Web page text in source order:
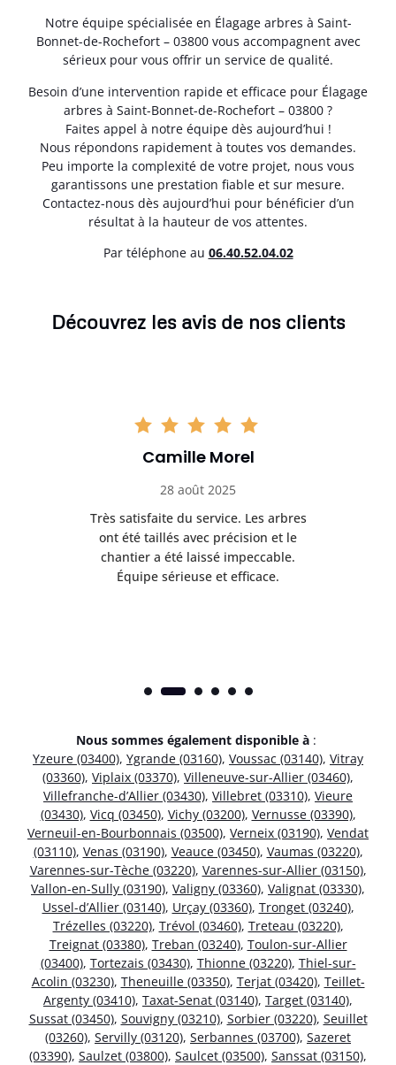
Notre équipe spécialisée en Élagage arbres à Saint-
Bonnet-de-Rochefort – 03800 vous accompagnent avec
sérieux pour vous offrir un service de qualité.
Besoin d’une intervention rapide et efficace pour Élagage
arbres à Saint-Bonnet-de-Rochefort – 03800 ?
Faites appel à notre équipe dès aujourd’hui !
Nous répondons rapidement à toutes vos demandes.
Peu importe la complexité de votre projet, nous vous
garantissons une prestation fiable et sur mesure.
Contactez-nous dès aujourd’hui pour bénéficier d’un
résultat à la hauteur de vos attentes.
Par téléphone au 06.40.52.04.02
Découvrez les avis de nos clients
Camille Morel
28 août 2025
Très satisfaite du service. Les arbres
ont été taillés avec précision et le
chantier a été laissé impeccable.
Équipe sérieuse et efficace.
Nous sommes également disponible à :
Yzeure (03400), Ygrande (03160), Voussac (03140), Vitray
(03360), Viplaix (03370), Villeneuve-sur-Allier (03460),
Villefranche-d’Allier (03430), Villebret (03310), Vieure
(03430), Vicq (03450), Vichy (03200), Vernusse (03390),
Verneuil-en-Bourbonnais (03500), Verneix (03190), Vendat
(03110), Venas (03190), Veauce (03450), Vaumas (03220),
Varennes-sur-Tèche (03220), Varennes-sur-Allier (03150),
Vallon-en-Sully (03190), Valigny (03360), Valignat (03330),
Ussel-d’Allier (03140), Urçay (03360), Tronget (03240),
Trézelles (03220), Trévol (03460), Treteau (03220),
Treignat (03380), Treban (03240), Toulon-sur-Allier
(03400), Tortezais (03430), Thionne (03220), Thiel-sur-
Acolin (03230), Theneuille (03350), Terjat (03420), Teillet-
Argenty (03410), Taxat-Senat (03140), Target (03140),
Sussat (03450), Souvigny (03210), Sorbier (03220), Seuillet
(03260), Servilly (03120), Serbannes (03700), Sazeret
(03390), Saulzet (03800), Saulcet (03500), Sanssat (03150),